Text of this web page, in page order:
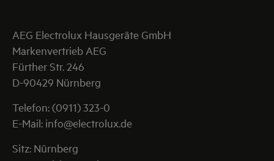
AEG Electrolux Hausgeräte GmbH
Markenvertrieb AEG
Fürther Str. 246
D-90429 Nürnberg
Telefon: (0911) 323-0
E-Mail: info@electrolux.de
Sitz: Nürnberg